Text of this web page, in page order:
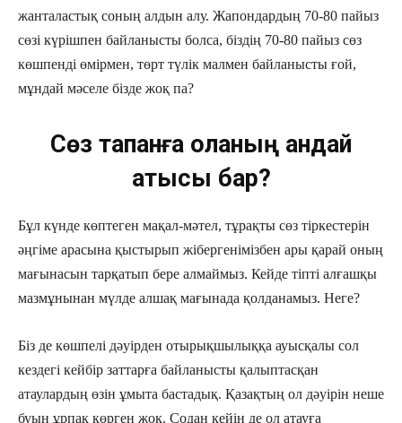
жанталастық соның алдын алу. Жапондардың 70-80 пайыз
сөзі күрішпен байланысты болса, біздің 70-80 пайыз сөз
көшпенді өмірмен, төрт түлік малмен байланысты ғой,
мұндай мәселе бізде жоқ па?
Сөз тапқанға қолқаның қандай
қатысы бар?
Бұл күнде көптеген мақал-мәтел, тұрақты сөз тіркестерін
әңгіме арасына қыстырып жібергенімізбен ары қарай оның
мағынасын тарқатып бере алмаймыз. Кейде тіпті алғашқы
мазмұнынан мүлде алшақ мағынада қолданамыз. Неге?
Біз де көшпелі дәуірден отырықшылыққа ауысқалы сол
кездегі кейбір заттарға байланысты қалыптасқан
атаулардың өзін ұмыта бастадық. Қазақтың ол дәуірін неше
буын ұрпақ көрген жоқ. Содан кейін де ол атауға